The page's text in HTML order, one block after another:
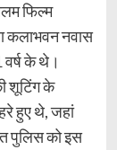
फिल्म
कलाभवन नवास
के थे।
शूटिंग के
हुए थे, जहां
पुलिस को इस